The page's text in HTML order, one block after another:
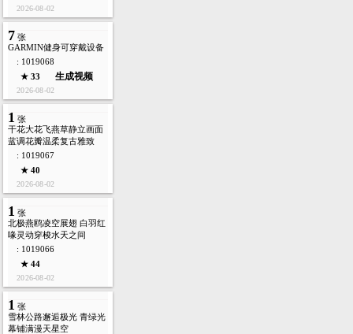
★ 42
2026-08-02
17张
中国时尚品牌Urban
Revivo建筑设计
★ 31
生成视频
2026-08-02
7张
GARMIN健身可穿戴设备
: 1019068
★ 33
2026-08-02
1张
干花大花飞燕草静立画面
蓝调花瓣温柔复古雅致
: 1019067
★ 40
2026-08-02
1张
北极燕鸥凌空展翅 白羽红